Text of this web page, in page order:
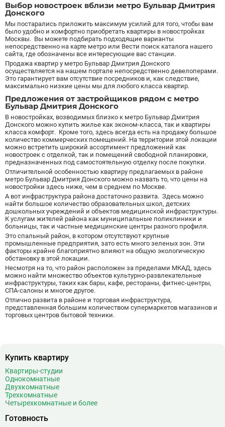
Баррикадная 21
Бауманская 25
Беговая
Беломорская 24
Белорусская
Беляево 11
Бибирево
Библиотека имени Ленина
Битцевский парк
Борисово
Боровицкая 15
Боровское шоссе 12
Ботанический сад
Братиславская
Бульвар Адмирала Ушакова
Бульвар Дмитрия Донского
Бульвар Рокоссовского
Бунинская аллея 15
Бутырская
В Вавиловская
Варшавская
ВДНХ 31
Верхние Лихоборы
Владыкино
Водный стадион
Войковская
Волхонка
Воробьёвы горы
Воронцовская
Выставочная
Выбор новостроек вблизи метро Бульвар Дмитрия
Донского
Мы постарались приложить максимум усилий для того, чтобы вам
было удобно и комфортно приобретать квартиры в новостройках
Москвы. Вы можете подбирать подходящие варианты
непосредственно на карте метро или Вести поиск каталога нашего
сайта, где обозначены все интересующие вас станции.
Продажа квартир у метро Бульвар Дмитрия Донского
осуществляется на нашем портале непосредственно девелоперами.
Это гарантирует вам отсутствие посредников и, как следствие,
максимально низкие цены мы для любого класса квартир.
Предложения от застройщиков рядом с метро
Бульвар Дмитрия Донского
В новостройках, возводимых близко к метро Бульвар Дмитрия
Донского можно купить жилье как эконом-класса, так и квартиры
класса комфорт. Кроме того, здесь всегда есть на продажу большое
количество коммерческих помещений. На территории этой локации
можно встретить широкий ассортимент предложений как
новостроек с отделкой, так и помещений свободной планировки,
предназначенных под самостоятельную отделку после покупки.
Отличительной особенностью квартиру предлагаемых в районе
метро Бульвар Дмитрия Донского можно назвать то, что цены на
новостройки здесь ниже, чем в среднем по Москве.
А вот инфраструктура района достаточно развита. Здесь можно
найти большое количество образовательных школ, детских
дошкольных учреждений и объектов медицинской инфраструктуры.
К услугам жителей района как муниципальные поликлиники и
больницы, так и частные медицинские центры разного профиля.
Это спальный район, в котором отсутствуют крупные
промышленные предприятия, зато есть много зеленых зон. Эти
факторы крайне благоприятно влияют на общую экологическую
обстановку в этой локации.
Несмотря на то, что район расположен за пределами МКАД, здесь
можно найти множество объектов культурно-развлекательные
инфраструктуры, таких как бары, кафе, рестораны, фитнес-центры,
СПА-салоны и многое другое.
Отлично развита в районе и торговая инфраструктура,
представленная большим количеством супермаркетов магазинов и
торговых центров бытовой техники.
Купить квартиру
Квартиры-студии
Однокомнатные
Двухкомнатные
Трехкомнатные
Четырехкомнатные и более
Готовность